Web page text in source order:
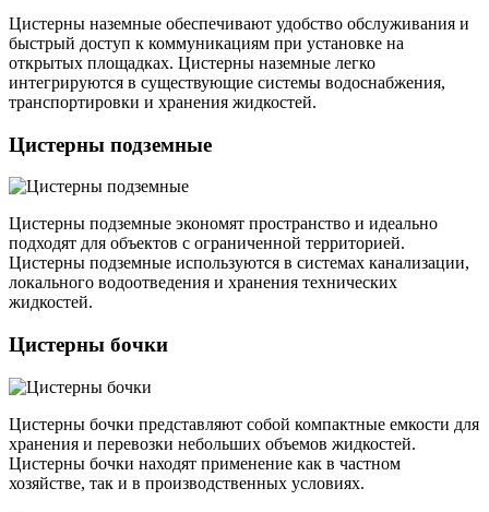
Цистерны наземные обеспечивают удобство обслуживания и
быстрый доступ к коммуникациям при установке на
открытых площадках. Цистерны наземные легко
интегрируются в существующие системы водоснабжения,
транспортировки и хранения жидкостей.
Цистерны подземные
Цистерны подземные экономят пространство и идеально
подходят для объектов с ограниченной территорией.
Цистерны подземные используются в системах канализации,
локального водоотведения и хранения технических
жидкостей.
Цистерны бочки
Цистерны бочки представляют собой компактные емкости для
хранения и перевозки небольших объемов жидкостей.
Цистерны бочки находят применение как в частном
хозяйстве, так и в производственных условиях.